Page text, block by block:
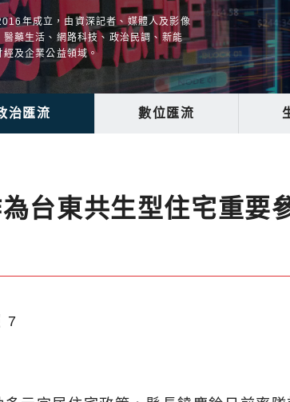
年成立，由資深記者、媒體人及影像
藥生活、網路科技、政治民調、新能
經及企業公益領域。
治匯流 數位匯流
台東共生型住宅重要